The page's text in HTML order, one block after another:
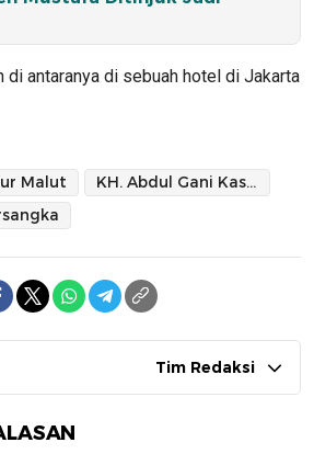
di antaranya di sebuah hotel di Jakarta
Malut
KH. Abdul Gani Kasuba
Tim Redaksi